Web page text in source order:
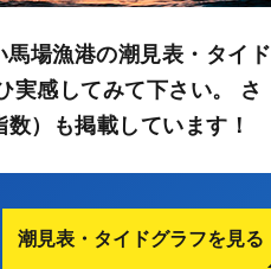
場漁港の潮見表・タイド
実感してみて下さい。 さ
）も掲載しています！
潮見表・タイドグラフを見る